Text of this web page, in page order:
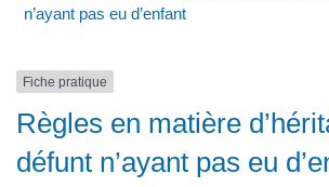
n’ayant pas eu d’enfant
Fiche pratique
Règles en matière
défunt n’ayant pas eu